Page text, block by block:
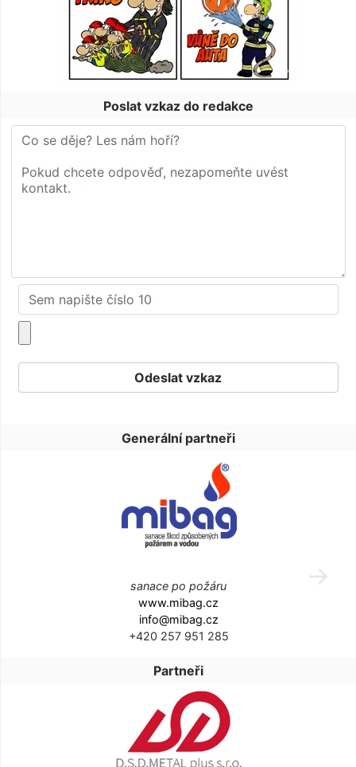
Poslat vzkaz do redakce
Generální partneři
sanace po požáru
www.mibag.cz
info@mibag.cz
+420 257 951 285
Partneři